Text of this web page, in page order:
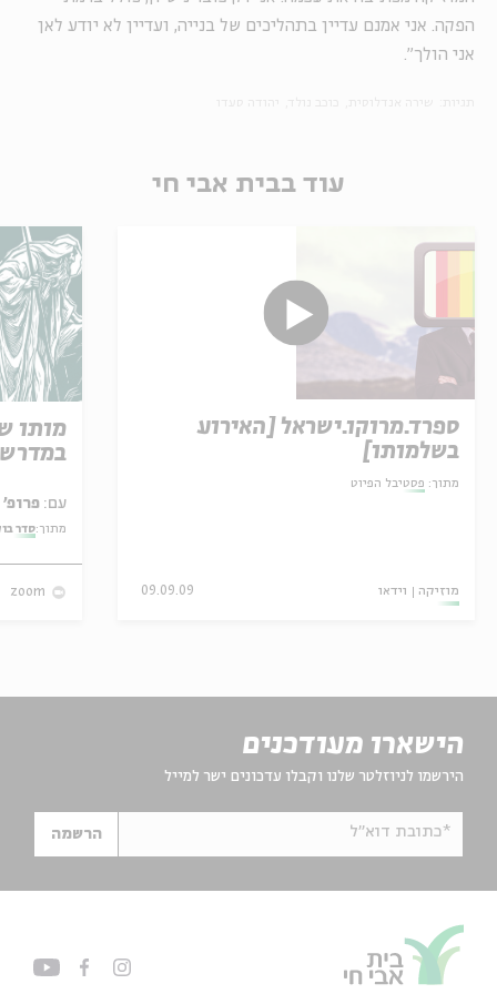
הפקה. אני אמנם עדיין בתהליכים של בנייה, ועדיין לא יודע לאן
אני הולך".
עוד בבית אבי חי
ספרד.מרוקו.ישראל [האירוע
בשלמותו]
מתוך: פסטיבל הפיוט
מוזיקה וידאו 09.09.09
מותו
עם: פרופ' אביגדור שנאן
מתוך:סדר
zoom
הישארו מעודכנים
הירשמו לניוזלטר שלנו וקבלו עדכונים ישר למייל
*כתובת דוא"ל הרשמה